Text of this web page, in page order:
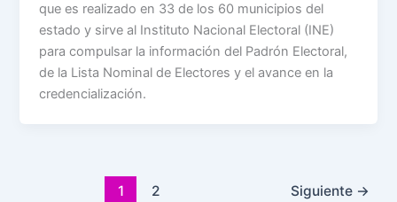
que es realizado en 33 de los 60 municipios del
estado y sirve al Instituto Nacional Electoral (INE)
para compulsar la información del Padrón Electoral,
de la Lista Nominal de Electores y el avance en la
credencialización.
1 2 Siguiente →